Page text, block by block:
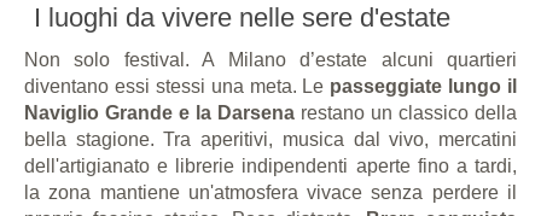
I luoghi da vivere nelle sere d'estate
Non solo festival. A Milano d’estate alcuni quartieri
diventano essi stessi una meta. Le passeggiate lungo il
Naviglio Grande e la Darsena restano un classico della
bella stagione. Tra aperitivi, musica dal vivo, mercatini
dell'artigianato e librerie indipendenti aperte fino a tardi,
la zona mantiene un'atmosfera vivace senza perdere il